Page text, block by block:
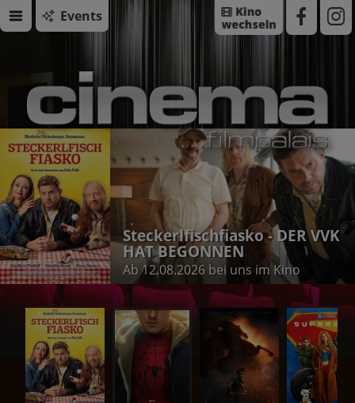
Events
Steckerlfischfiasko - DER VVK
HAT BEGONNEN
Ab 12.08.2026 bei uns im Kino